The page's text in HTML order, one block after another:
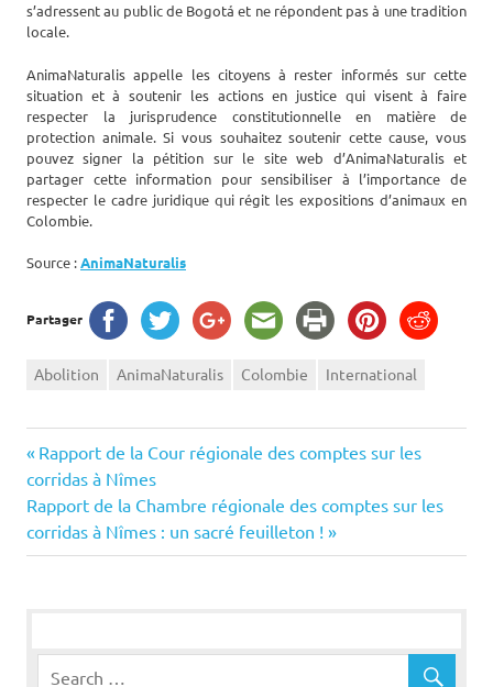
s’adressent au public de Bogotá et ne répondent pas à une tradition
locale.
AnimaNaturalis appelle les citoyens à rester informés sur cette
situation et à soutenir les actions en justice qui visent à faire
respecter la jurisprudence constitutionnelle en matière de
protection animale. Si vous souhaitez soutenir cette cause, vous
pouvez signer la pétition sur le site web d’AnimaNaturalis et
partager cette information pour sensibiliser à l’importance de
respecter le cadre juridique qui régit les expositions d’animaux en
Colombie.
Source :AnimaNaturalis
Partager
Abolition AnimaNaturalis Colombie International
Navigation
de
l’article
Previous
Post:
Rapport de la Cour régionale des comptes sur les
corridas à Nîmes
Next
Post:
Rapport de la Chambre régionale des comptes sur les
corridas à Nîmes : un sacré feuilleton !